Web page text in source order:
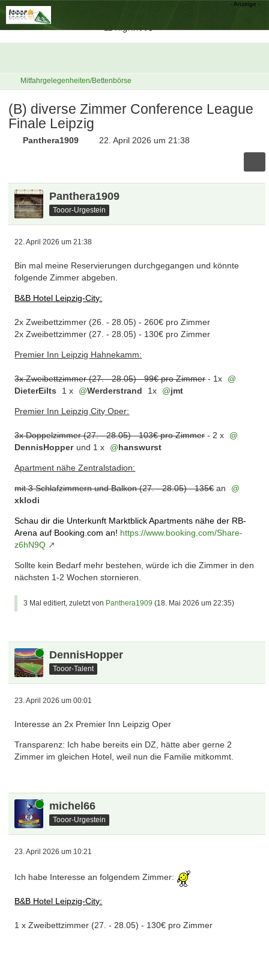
Mitfahrgelegenheiten/Bettenbörse
(B) diverse Zimmer Conference League
Finale Leipzig
Panthera1909 22. April 2026 um 21:38
Panthera1909
Tooor-Urgestein
22. April 2026 um 21:38
Bin mal meine Reservierungen durchgegangen und könnte
folgende Zimmer abgeben.
B&B Hotel Leipzig-City:
2x Zweibettzimmer (26. - 28.05) - 260€ pro Zimmer
2x Zweibettzimmer (27. - 28.05) - 130€ pro Zimmer
Premier Inn Leipzig Hahnekamm:
3x Zweibettzimmer (27. - 28.05) - 99€ pro Zimmer- 1x
DieterEilts
1 x Werderstrand 1x jmt
Premier Inn Leipzig City Oper:
3x Doppelzimmer (27. - 28.05) - 103€ pro Zimmer- 2 x
DennisHopper und 1 x hanswurst
Apartment nähe Zentralstadion:
mit 3 Schlafzimmern und Balkon (27. - 28.05) - 135€an
xklodi
Schau dir die Unterkunft Marktblick Apartments nähe der RB-
Arena auf Booking.com an! https://www.booking.com/Share-
z6hN9Q
Sollte kein Bedarf mehr bestehen, würde ich die Zimmer in den
nächsten 1-2 Wochen stornieren.
3 Mal editiert, zuletzt von Panthera1909 (18. Mai 2026 um 22:35)
Online DennisHopper
Tooor-Talent
23. April 2026 um 00:01
Interesse an 2x Premier Inn Leipzig Oper
Transparenz: Ich habe bereits ein DZ, hätte aber gerne 2
Zimmer im gleichen Hotel, weil nun die Familie mitkommt.
Online michel66
Tooor-Urgestein
23. April 2026 um 10:21
Ich habe Interesse an folgendem Zimmer:
B&B Hotel Leipzig-City:
1 x Zweibettzimmer (27. - 28.05) - 130€ pro Zimmer